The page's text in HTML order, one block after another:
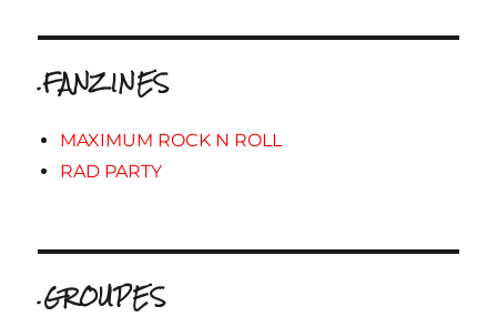
.FANZINES
MAXIMUM ROCK N ROLL
RAD PARTY
.GROUPES